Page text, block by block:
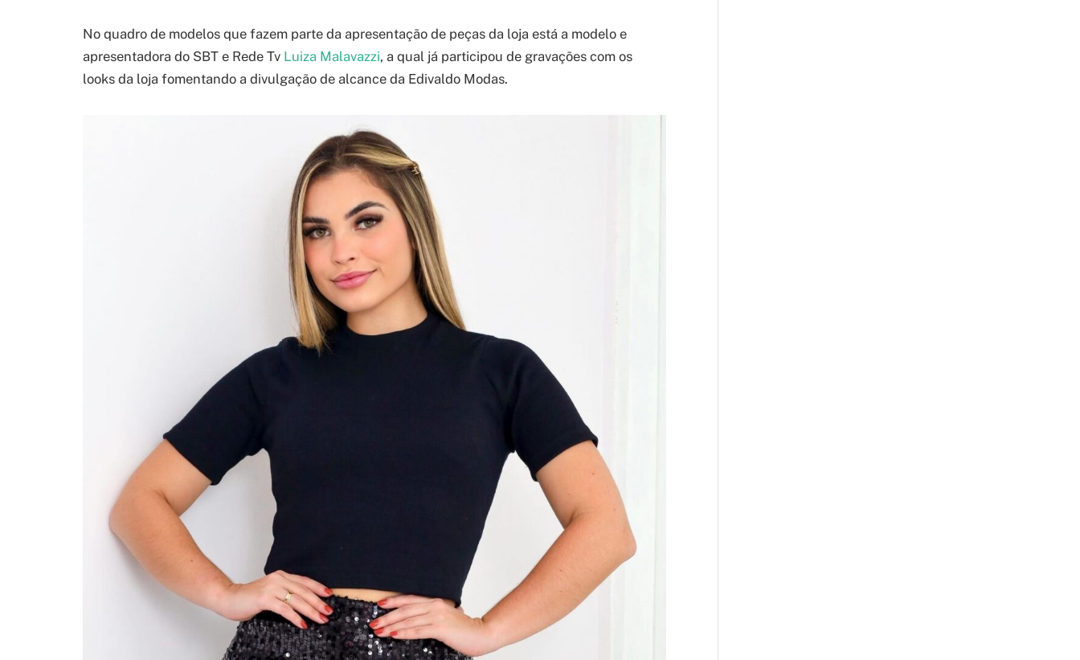
No quadro de modelos que fazem parte da apresentação de peças da loja está a modelo e
apresentadora do SBT e Rede Tv Luiza Malavazzi, a qual já participou de gravações com os
looks da loja fomentando a divulgação de alcance da Edivaldo Modas.